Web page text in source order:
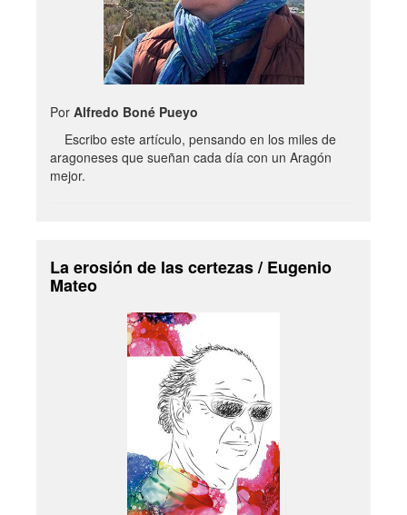
Por Alfredo Boné Pueyo
Escribo este artículo, pensando en los miles de
aragoneses que sueñan cada día con un Aragón
mejor.
La erosión de las certezas / Eugenio
Mateo